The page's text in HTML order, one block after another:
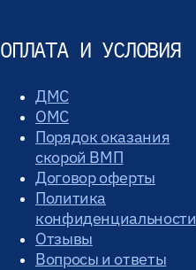
ОПЛАТА И УСЛОВИЯ
ДМС
ОМС
Порядок оказания
скорой ВМП
Договор оферты
Политика
конфиденциальности
Отзывы
Вопросы и ответы